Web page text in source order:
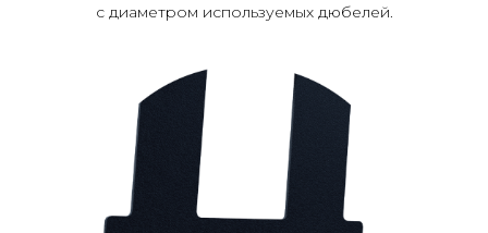
с диаметром используемых дюбелей.